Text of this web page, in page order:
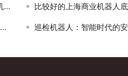
比较好的上海商业机器人
巡检机器人：智能时代的